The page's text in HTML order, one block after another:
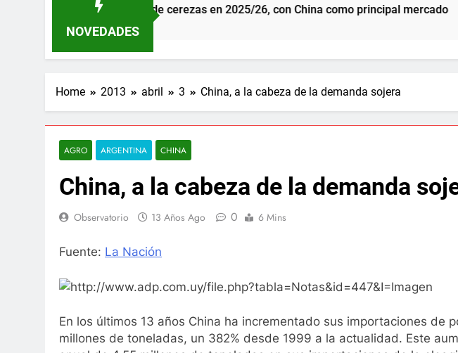
NOVEDADES
de cajas de cerezas en 2025/26, con China como principal mercado
Home 2013 abril 3 China, a la cabeza de la demanda sojera
AGRO ARGENTINA CHINA
China, a la cabeza de la demanda
Observatorio 13 Años Ago 0 6 Mins
Fuente: La Nación
En los últimos 13 años China ha incrementado sus importaciones de
millones de toneladas, un 382% desde 1999 a la actualidad. Este